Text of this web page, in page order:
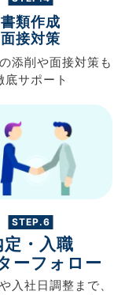
書類作成
面接対策
添削や面接対策も
底サポート
STEP.6
定・入職
ーフォロー
入社日調整まで、